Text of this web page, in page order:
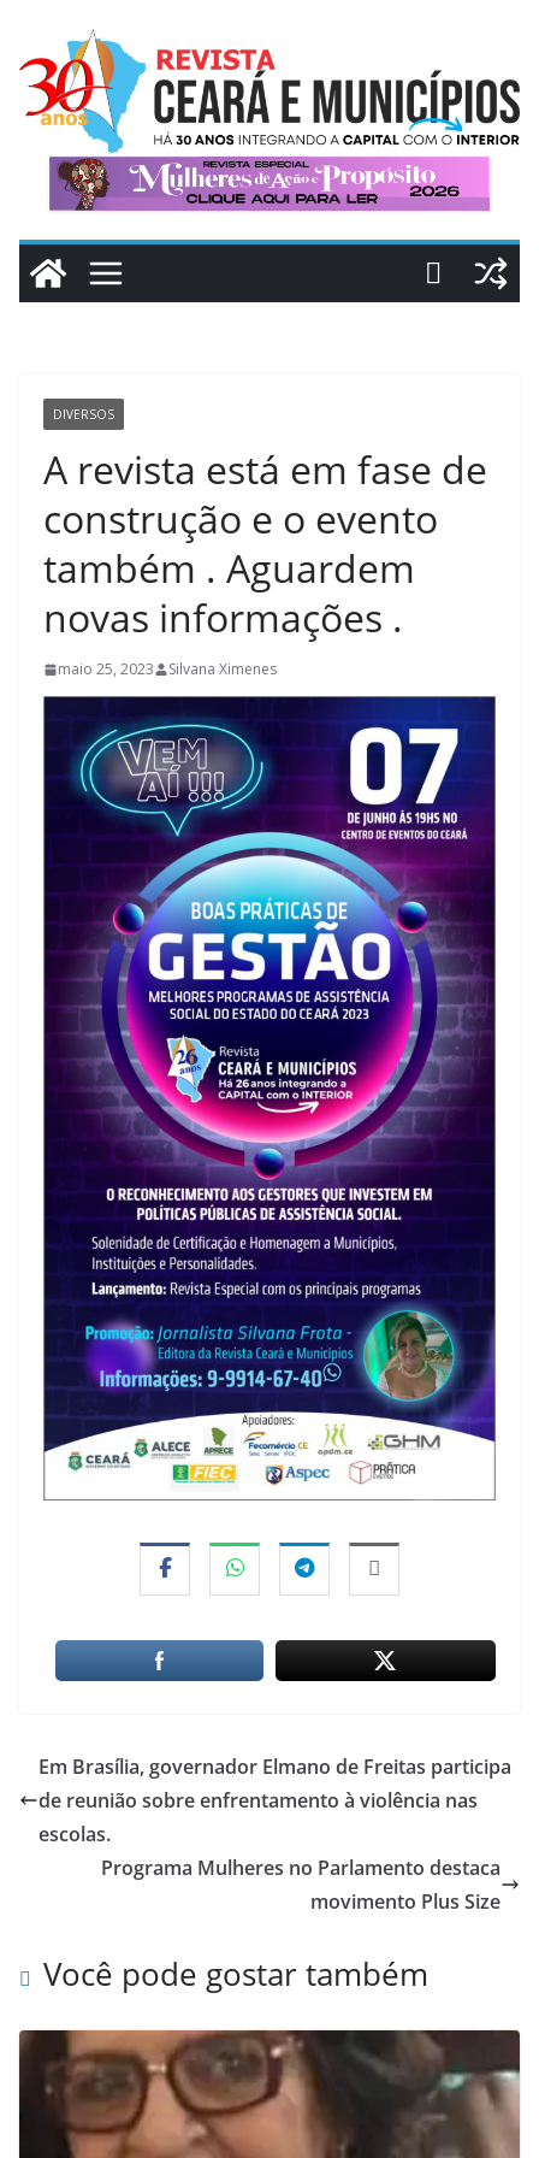
conteúdo
DIVERSOS
A revista está em fase de
construção e o evento
também . Aguardem
novas informações .
maio 25, 2023 Silvana Ximenes
Em Brasília, governador Elmano de Freitas participa
de reunião sobre enfrentamento à violência nas
escolas.
Programa Mulheres no Parlamento destaca
movimento Plus Size
Você pode gostar também